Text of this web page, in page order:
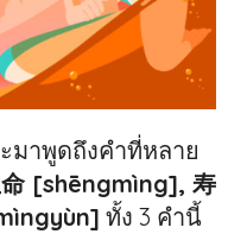
มาพูดถึงคำที่หลาย
[shēngmìng], 寿
ทั้ง 3 คำนี้